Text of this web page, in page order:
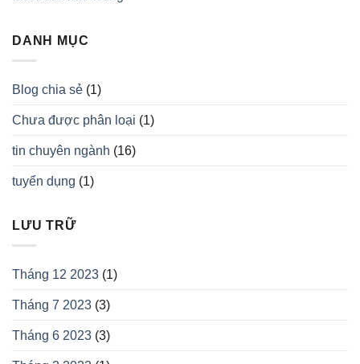
DANH MỤC
Blog chia sẻ (1)
Chưa được phân loại (1)
tin chuyên ngành (16)
tuyển dụng (1)
LƯU TRỮ
Tháng 12 2023 (1)
Tháng 7 2023 (3)
Tháng 6 2023 (3)